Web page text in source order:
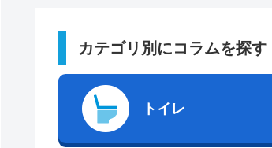
カテゴリ別にコラムを探す
トイレ